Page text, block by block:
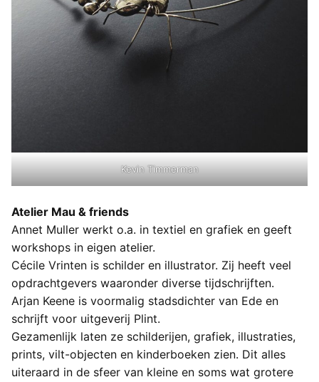
Kevin Timmerman
Atelier Mau & friends
Annet Muller werkt o.a. in textiel en grafiek en geeft
workshops in eigen atelier.
Cécile Vrinten is schilder en illustrator. Zij heeft veel
opdrachtgevers waaronder diverse tijdschrijften.
Arjan Keene is voormalig stadsdichter van Ede en
schrijft voor uitgeverij Plint.
Gezamenlijk laten ze schilderijen, grafiek, illustraties,
prints, vilt-objecten en kinderboeken zien. Dit alles
uiteraard in de sfeer van kleine en soms wat grotere